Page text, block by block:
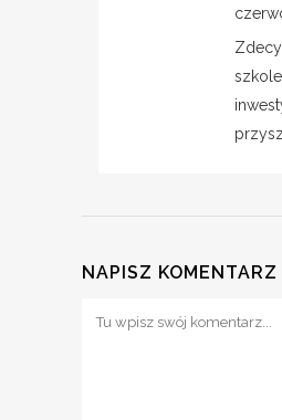
NAPISZ KOMENTARZ